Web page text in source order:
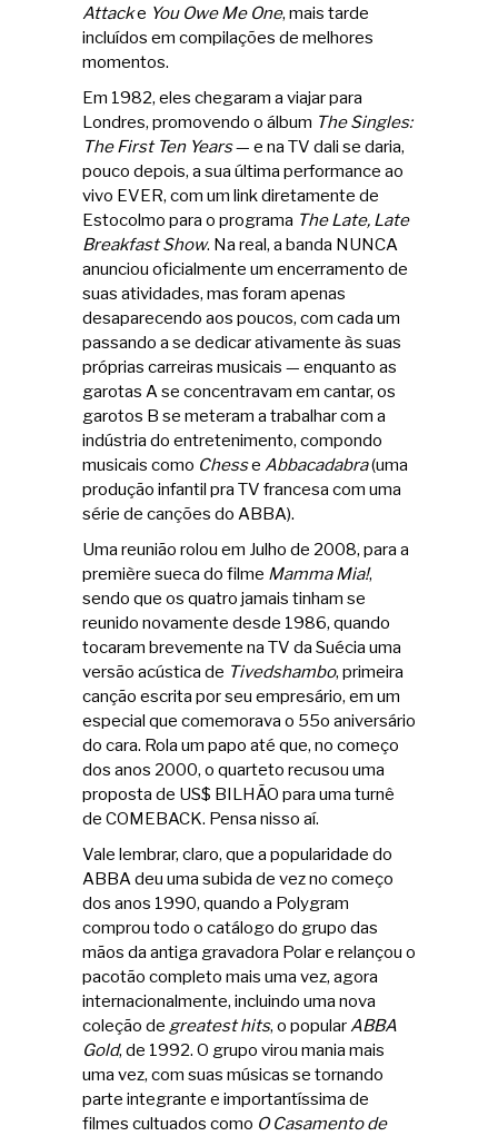
Attacke You Owe Me One, mais tarde
incluídos em compilações de melhores
momentos.
Em 1982, eles chegaram a viajar para
Londres, promovendo o álbum The Singles:
The First Ten Years— e na TV dali se daria,
pouco depois, a sua última performance ao
vivo EVER, com um link diretamente de
Estocolmo para o programa The Late, Late
Breakfast Show. Na real, a banda NUNCA
anunciou oficialmente um encerramento de
suas atividades, mas foram apenas
desaparecendo aos poucos, com cada um
passando a se dedicar ativamente às suas
próprias carreiras musicais — enquanto as
garotas A se concentravam em cantar, os
garotos B se meteram a trabalhar com a
indústria do entretenimento, compondo
musicais como Chesse Abbacadabra(uma
produção infantil pra TV francesa com uma
série de canções do ABBA).
Uma reunião rolou em Julho de 2008, para a
première sueca do filme Mamma Mia!,
sendo que os quatro jamais tinham se
reunido novamente desde 1986, quando
tocaram brevemente na TV da Suécia uma
versão acústica de Tivedshambo, primeira
canção escrita por seu empresário, em um
especial que comemorava o 55o aniversário
do cara. Rola um papo até que, no começo
dos anos 2000, o quarteto recusou uma
proposta de US$ BILHÃO para uma turnê
de COMEBACK. Pensa nisso aí.
Vale lembrar, claro, que a popularidade do
ABBA deu uma subida de vez no começo
dos anos 1990, quando a Polygram
comprou todo o catálogo do grupo das
mãos da antiga gravadora Polar e relançou o
pacotão completo mais uma vez, agora
internacionalmente, incluindo uma nova
coleção de greatest hits, o popularABBA
Gold, de 1992. O grupo virou mania mais
uma vez, com suas músicas se tornando
parte integrante e importantíssima de
filmes cultuados como O Casamento de